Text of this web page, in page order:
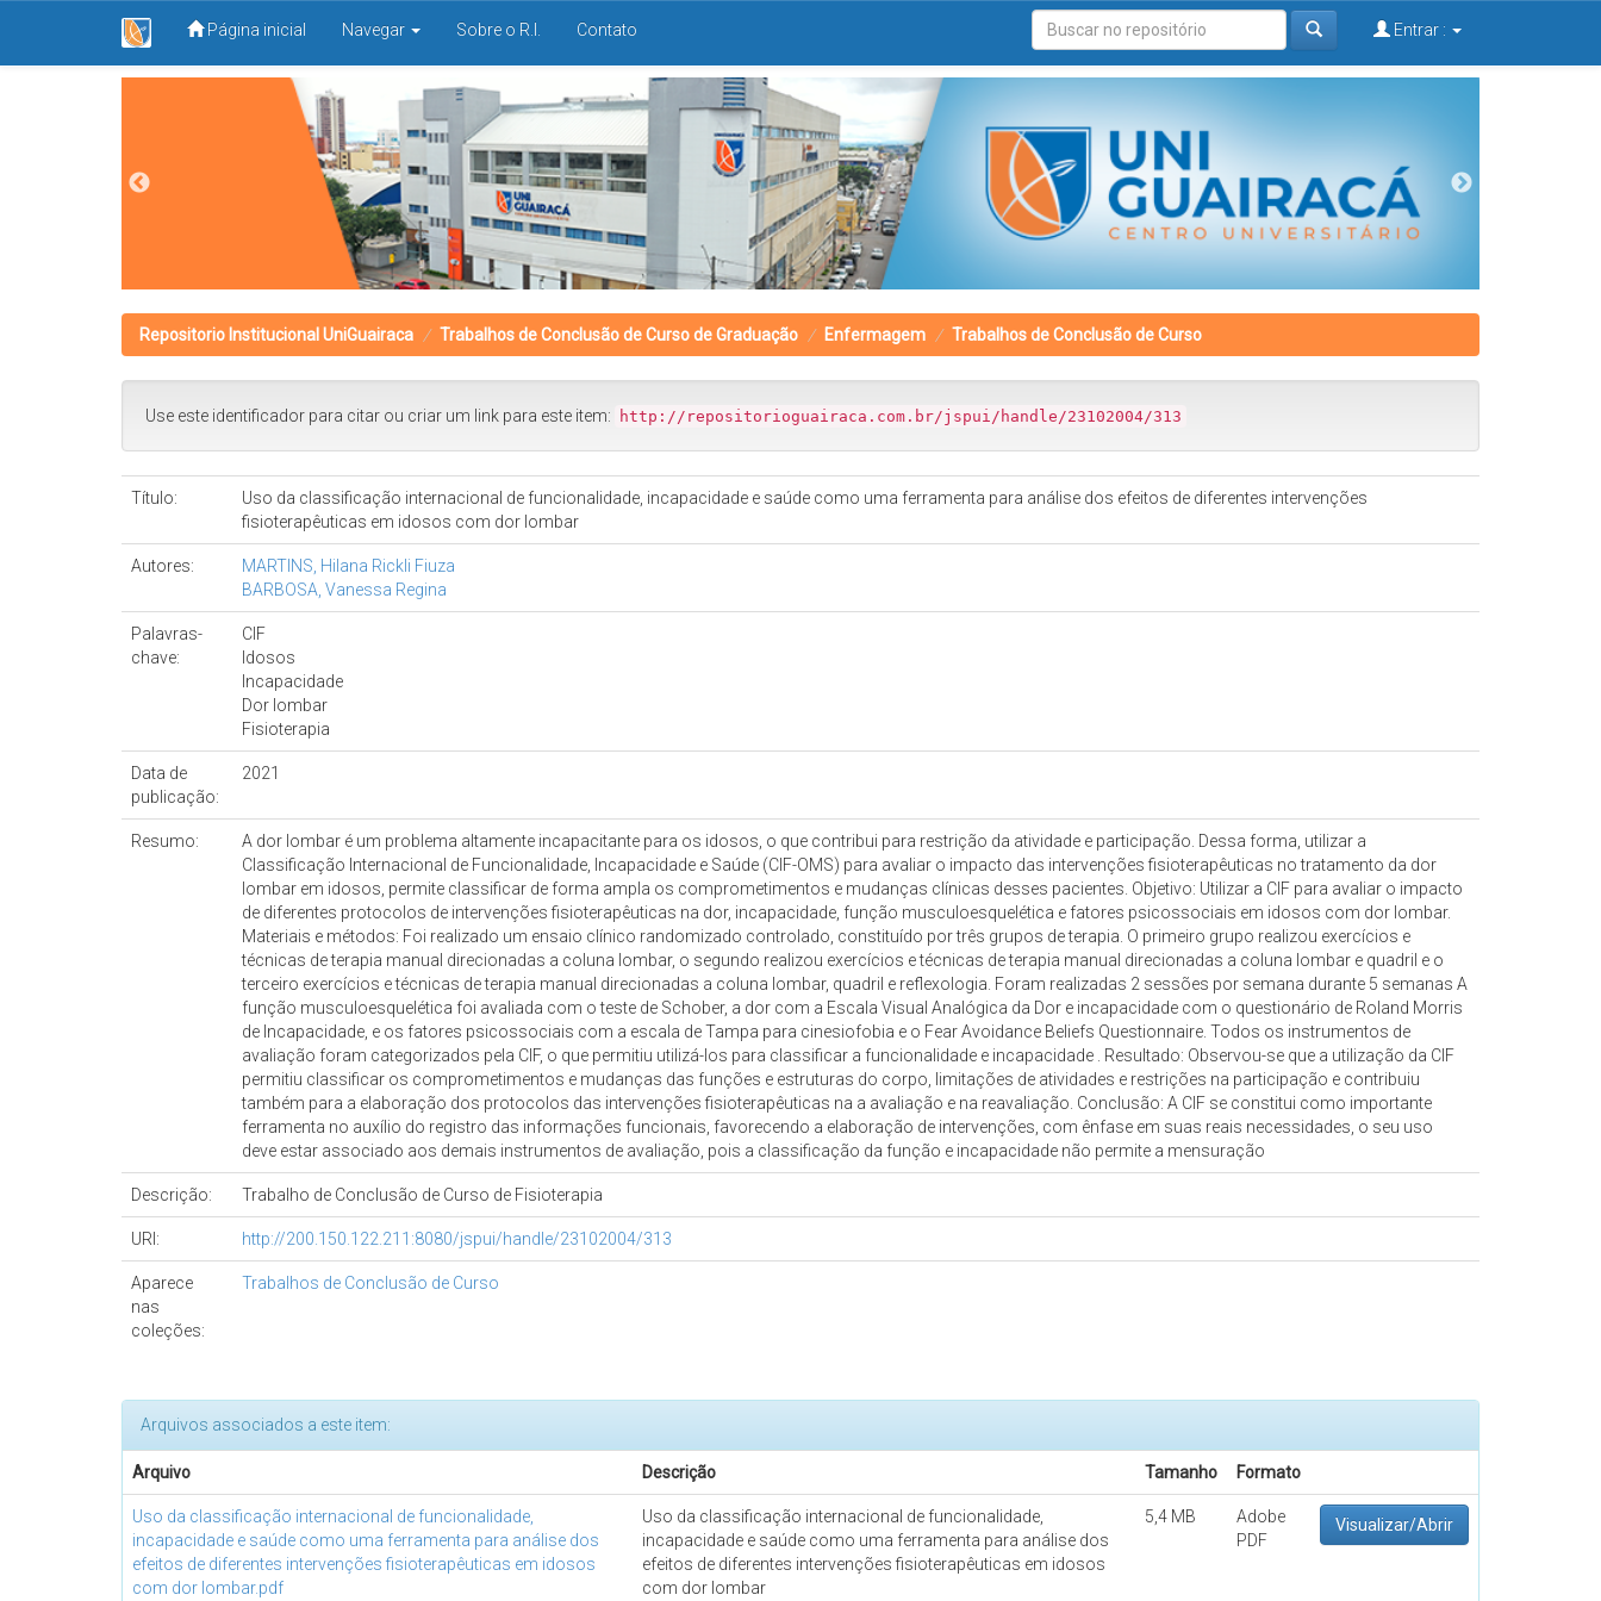
Página inicial Navegar Sobre o R.I. Contato Entrar :
Repositorio Institucional UniGuairaca Trabalhos de Conclusão de Curso de Graduação Enfermagem Trabalhos de Conclusão de Curso
Use este identificador para citar ou criar um link para este item: http://repositorioguairaca.com.br/jspui/handle/23102004/313
Título:
Uso da classificação internacional de funcionalidade, incapacidade e saúde como uma ferramenta para análise dos efeitos de diferentes intervenções
fisioterapêuticas em idosos com dor lombar
Autores:
MARTINS, Hilana Rickli Fiuza
BARBOSA, Vanessa Regina
Palavras-
chave:
CIF
Idosos
Incapacidade
Dor lombar
Fisioterapia
Data de
publicação:
2021
Resumo:
A dor lombar é um problema altamente incapacitante para os idosos, o que contribui para restrição da atividade e participação. Dessa forma, utilizar a
Classificação Internacional de Funcionalidade, Incapacidade e Saúde (CIF-OMS) para avaliar o impacto das intervenções fisioterapêuticas no tratamento da dor
lombar em idosos, permite classificar de forma ampla os comprometimentos e mudanças clínicas desses pacientes. Objetivo: Utilizar a CIF para avaliar o impacto
de diferentes protocolos de intervenções fisioterapêuticas na dor, incapacidade, função musculoesquelética e fatores psicossociais em idosos com dor lombar.
Materiais e métodos: Foi realizado um ensaio clínico randomizado controlado, constituído por três grupos de terapia. O primeiro grupo realizou exercícios e
técnicas de terapia manual direcionadas a coluna lombar, o segundo realizou exercícios e técnicas de terapia manual direcionadas a coluna lombar e quadril e o
terceiro exercícios e técnicas de terapia manual direcionadas a coluna lombar, quadril e reflexologia. Foram realizadas 2 sessões por semana durante 5 semanas A
função musculoesquelética foi avaliada com o teste de Schober, a dor com a Escala Visual Analógica da Dor e incapacidade com o questionário de Roland Morris
de Incapacidade, e os fatores psicossociais com a escala de Tampa para cinesiofobia e o Fear Avoidance Beliefs Questionnaire. Todos os instrumentos de
avaliação foram categorizados pela CIF, o que permitiu utilizá-los para classificar a funcionalidade e incapacidade . Resultado: Observou-se que a utilização da CIF
permitiu classificar os comprometimentos e mudanças das funções e estruturas do corpo, limitações de atividades e restrições na participação e contribuiu
também para a elaboração dos protocolos das intervenções fisioterapêuticas na a avaliação e na reavaliação. Conclusão: A CIF se constitui como importante
ferramenta no auxílio do registro das informações funcionais, favorecendo a elaboração de intervenções, com ênfase em suas reais necessidades, o seu uso
deve estar associado aos demais instrumentos de avaliação, pois a classificação da função e incapacidade não permite a mensuração
Descrição: Trabalho de Conclusão de Curso de Fisioterapia
URI: http://200.150.122.211:8080/jspui/handle/23102004/313
Aparece
nas
coleções:
Trabalhos de Conclusão de Curso
Arquivos associados a este item:
Arquivo Descrição Tamanho Formato
Uso da classificação internacional de funcionalidade,
incapacidade e saúde como uma ferramenta para análise dos
efeitos de diferentes intervenções fisioterapêuticas em idosos
com dor lombar.pdf
Uso da classificação internacional de funcionalidade,
incapacidade e saúde como uma ferramenta para análise dos
efeitos de diferentes intervenções fisioterapêuticas em idosos
com dor lombar
5,4 MB
Adobe
PDF
Visualizar/Abrir